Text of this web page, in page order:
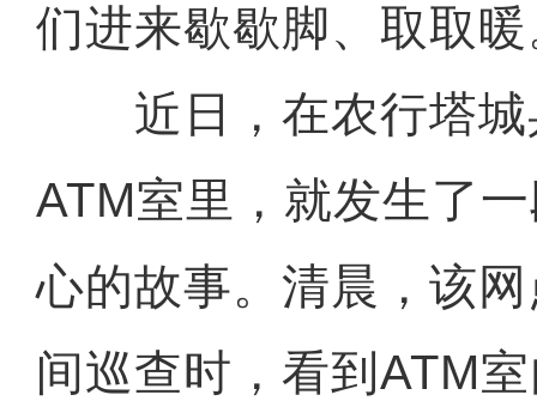
们进来歇歇脚、取取
近日，在农行塔城
ATM室里，就发生了
心的故事。清晨，该
间巡查时，看到ATM